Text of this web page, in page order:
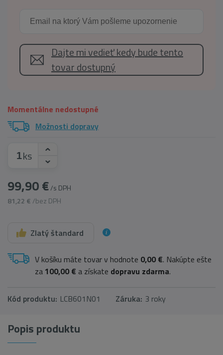
Dajte mi vedieť kedy bude tento
tovar dostupný
Momentálne nedostupné
Možnosti dopravy
ks
99,90 €/s DPH
81,22 € /bez DPH
Zlatý štandard
V košíku máte tovar v hodnote 0,00 €. Nakúpte ešte
za 100,00 € a získate dopravu zdarma.
Kód produktu: LCB601N01 Záruka: 3 roky
Popis produktu